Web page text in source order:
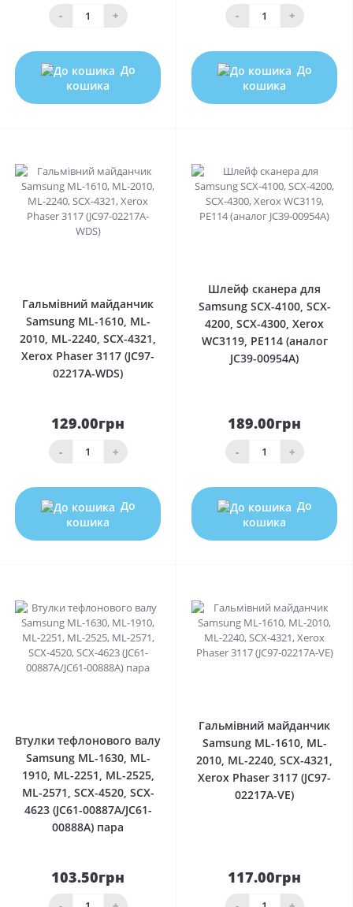
- +
До
кошика
- +
До
кошика
Гальмівний майданчик
Samsung ML-1610, ML-
2010, ML-2240, SCX-4321,
Xerox Phaser 3117 (JC97-
02217A-WDS)
129.00грн
- +
До
кошика
Шлейф сканера для
Samsung SCX-4100, SCX-
4200, SCX-4300, Xerox
WC3119, РE114 (аналог
JC39-00954A)
189.00грн
- +
До
кошика
Втулки тефлонового валу
Samsung ML-1630, ML-
1910, ML-2251, ML-2525,
ML-2571, SCX-4520, SCX-
4623 (JC61-00887A/JC61-
00888A) пара
103.50грн
Гальмівний майданчик
Samsung ML-1610, ML-
2010, ML-2240, SCX-4321,
Xerox Phaser 3117 (JC97-
02217A-VE)
117.00грн